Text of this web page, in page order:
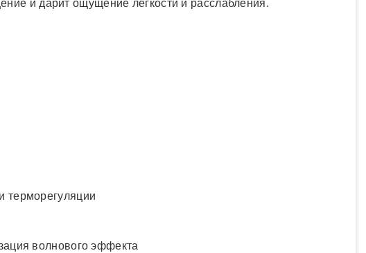
и дарит ощущение легкости и расслабления.
терморегуляции
волнового эффекта